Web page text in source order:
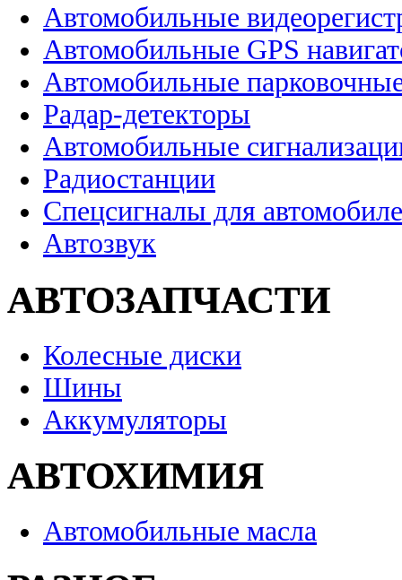
Автомобильные
Автомобильные GPS
Автомобильные
Радар-детекторы
Автомобильные
Радиостанции
Спецсигналы для
Автозвук
АВТОЗАПЧАСТИ
Колесные диски
Шины
Аккумуляторы
АВТОХИМИЯ
Автомобильные масла